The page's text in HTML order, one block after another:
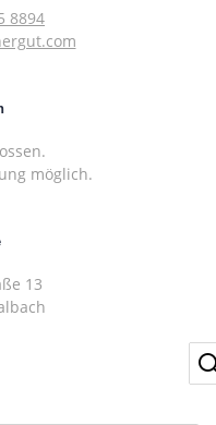
8894
möglich.
13